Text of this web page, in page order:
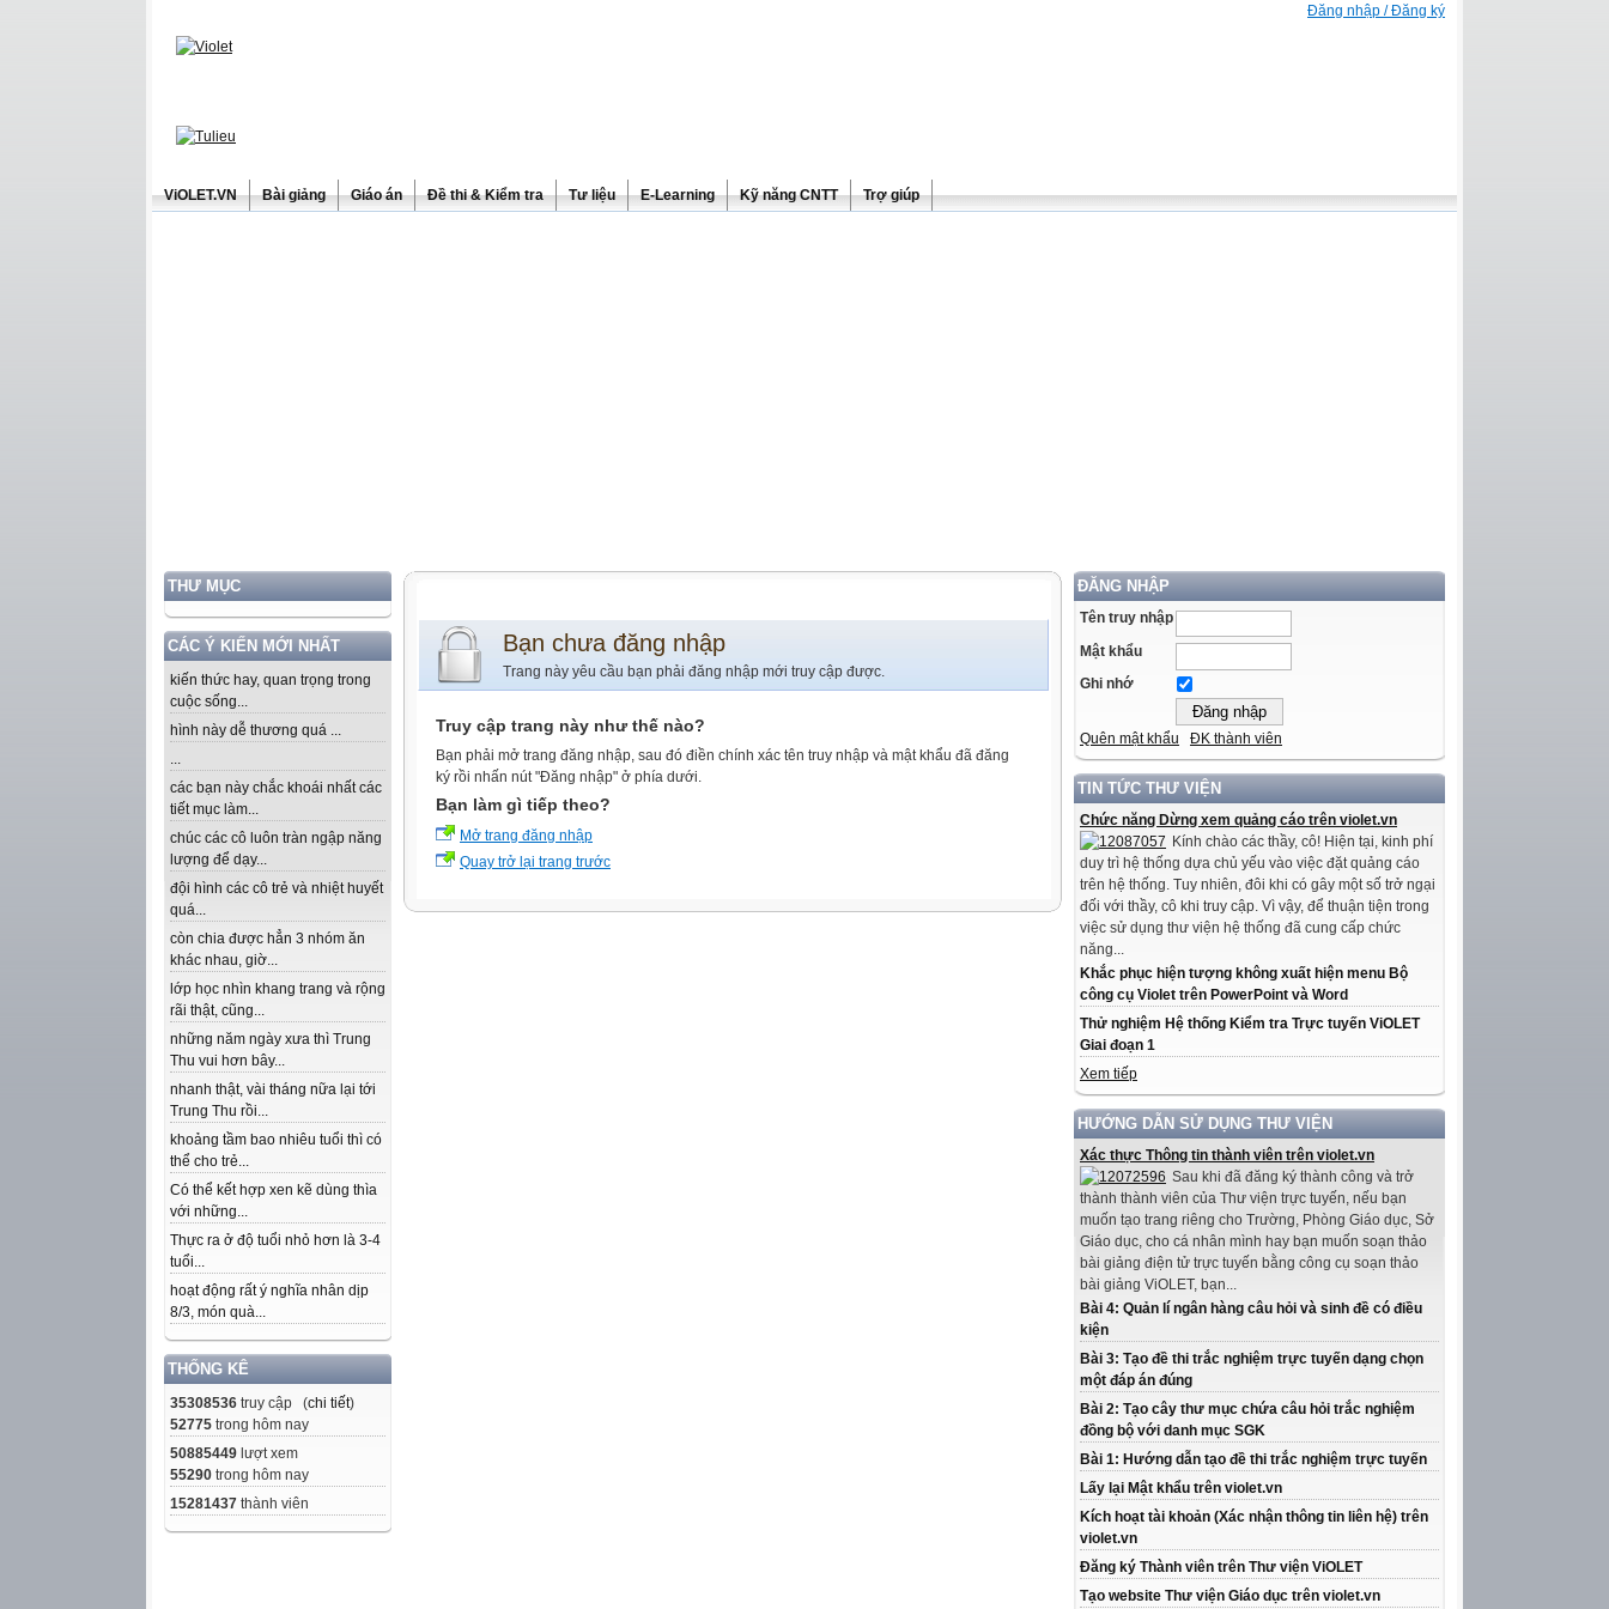
Đăng nhập / Đăng ký
ViOLET.VN Bài giảng Giáo án Đề thi & Kiểm tra Tư liệu E-Learning Kỹ năng CNTT Trợ giúp
THƯ MỤC
CÁC Ý KIẾN MỚI NHẤT
kiến thức hay, quan trọng trong
cuộc sống...
hình này dễ thương quá ...
...
các bạn này chắc khoái nhất các
tiết mục làm...
chúc các cô luôn tràn ngập năng
lượng để dạy...
đội hình các cô trẻ và nhiệt huyết
quá...
còn chia được hẳn 3 nhóm ăn
khác nhau, giờ...
lớp học nhìn khang trang và rộng
rãi thật, cũng...
những năm ngày xưa thì Trung
Thu vui hơn bây...
nhanh thật, vài tháng nữa lại tới
Trung Thu rồi...
khoảng tầm bao nhiêu tuổi thì có
thể cho trẻ...
Có thể kết hợp xen kẽ dùng thìa
với những...
Thực ra ở độ tuổi nhỏ hơn là 3-4
tuổi...
hoạt động rất ý nghĩa nhân dịp
8/3, món quà...
THỐNG KÊ
35308536 truy cập (chi tiết)
52775 trong hôm nay
50885449 lượt xem
55290 trong hôm nay
15281437 thành viên
ĐĂNG NHẬP
Tên truy nhập
Mật khẩu
Ghi nhớ
Quên mật khẩu ĐK thành viên
TIN TỨC THƯ VIỆN
Chức năng Dừng xem quảng cáo trên violet.vn
Kính chào các thầy, cô! Hiện tại, kinh phí
duy trì hệ thống dựa chủ yếu vào việc đặt quảng cáo
trên hệ thống. Tuy nhiên, đôi khi có gây một số trở ngại
đối với thầy, cô khi truy cập. Vì vậy, để thuận tiện trong
việc sử dụng thư viện hệ thống đã cung cấp chức
năng...
Khắc phục hiện tượng không xuất hiện menu Bộ
công cụ Violet trên PowerPoint và Word
Thử nghiệm Hệ thống Kiểm tra Trực tuyến ViOLET
Giai đoạn 1
Xem tiếp
HƯỚNG DẪN SỬ DỤNG THƯ VIỆN
Xác thực Thông tin thành viên trên violet.vn
Sau khi đã đăng ký thành công và trở
thành thành viên của Thư viện trực tuyến, nếu bạn
muốn tạo trang riêng cho Trường, Phòng Giáo dục, Sở
Giáo dục, cho cá nhân mình hay bạn muốn soạn thảo
bài giảng điện tử trực tuyến bằng công cụ soạn thảo
bài giảng ViOLET, bạn...
Bài 4: Quản lí ngân hàng câu hỏi và sinh đề có điều
kiện
Bài 3: Tạo đề thi trắc nghiệm trực tuyến dạng chọn
một đáp án đúng
Bài 2: Tạo cây thư mục chứa câu hỏi trắc nghiệm
đồng bộ với danh mục SGK
Bài 1: Hướng dẫn tạo đề thi trắc nghiệm trực tuyến
Lấy lại Mật khẩu trên violet.vn
Kích hoạt tài khoản (Xác nhận thông tin liên hệ) trên
violet.vn
Đăng ký Thành viên trên Thư viện ViOLET
Tạo website Thư viện Giáo dục trên violet.vn
Bạn chưa đăng nhập
Trang này yêu cầu bạn phải đăng nhập mới truy cập được.
Truy cập trang này như thế nào?
Bạn phải mở trang đăng nhập, sau đó điền chính xác tên truy nhập và mật khẩu đã đăng
ký rồi nhấn nút "Đăng nhập" ở phía dưới.
Bạn làm gì tiếp theo?
Mở trang đăng nhập
Quay trở lại trang trước